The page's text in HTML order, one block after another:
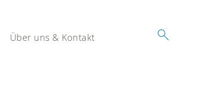
Über uns & Kontakt